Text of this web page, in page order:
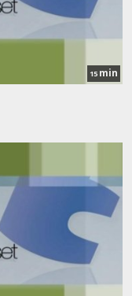
15 min